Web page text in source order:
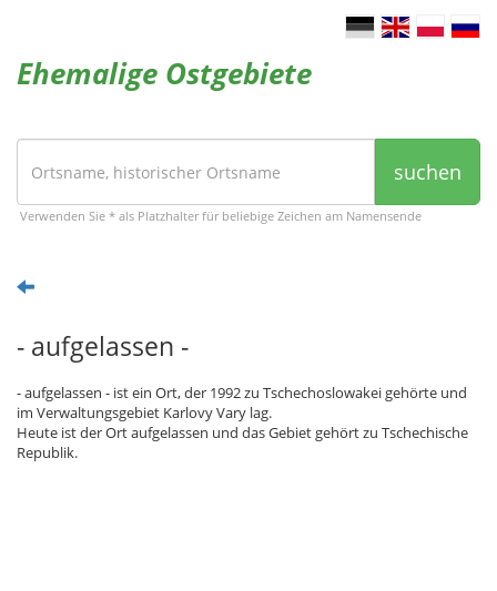
Ehemalige Ostgebiete
suchen
Verwenden Sie * als Platzhalter für beliebige Zeichen am Namensende
- aufgelassen -
- aufgelassen - ist ein Ort, der 1992 zu Tschechoslowakei gehörte und
im Verwaltungsgebiet Karlovy Vary lag.
Heute ist der Ort aufgelassen und das Gebiet gehört zu Tschechische
Republik.